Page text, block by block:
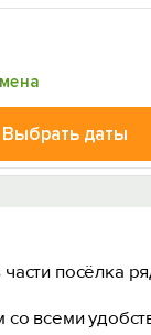
Выбрать даты
посёлка
всеми